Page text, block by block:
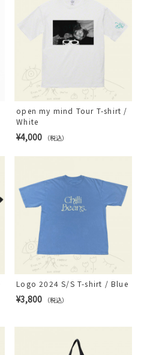
open my mind Tour T-shirt /
White
¥4,000 （税込）
Logo 2024 S/S T-shirt / Blue
¥3,800 （税込）